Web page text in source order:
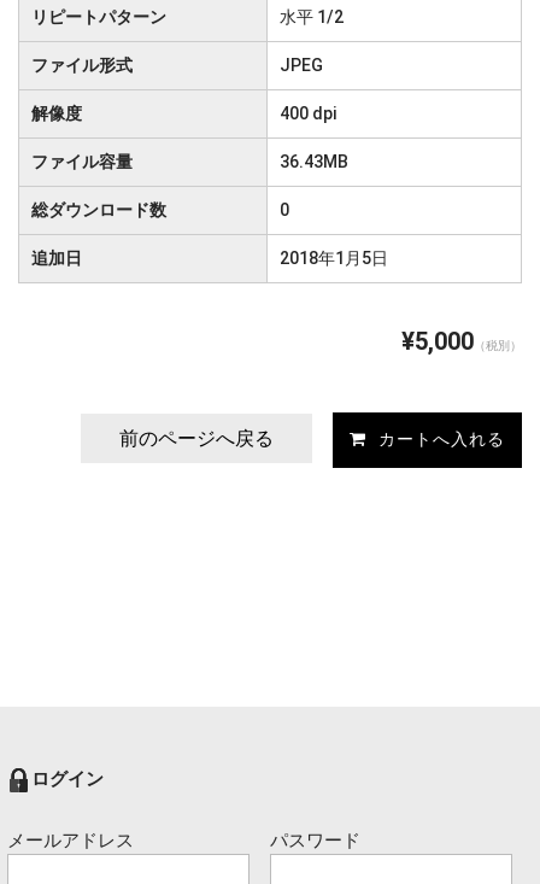
リピートパターン 水平 1/2
ファイル形式 JPEG
解像度 400 dpi
ファイル容量 36.43MB
総ダウンロード数 0
追加日 2018年1月5日
¥5,000 （税別）
前のページへ戻る
ログイン
メールアドレス パスワード